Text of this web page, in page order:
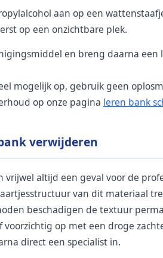
aan op een
op een onzichtbare plek.
en breng daarna een
mogelijk op, gebruik geen
op onze pagina leren bank
verwijderen
altijd een geval voor de
van dit materiaal
beschadigen de textuur
op met een droge
direct een specialist in.